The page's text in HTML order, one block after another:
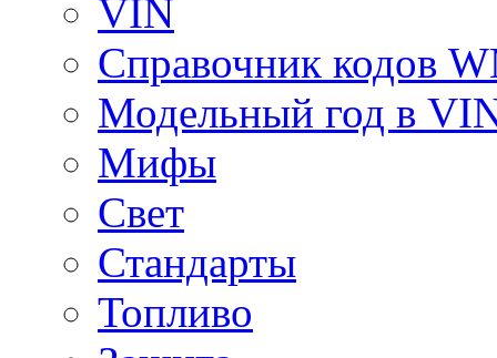
VIN
Справочник кодов
Модельный год в
Мифы
Свет
Стандарты
Топливо